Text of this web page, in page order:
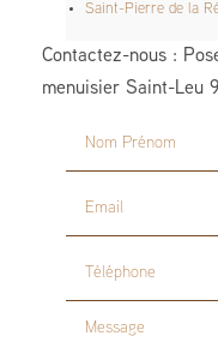
Saint-Pierre de la
Contactez-nous :
menuisier Saint-Leu
Nom Prénom
Email
Téléphone
Message